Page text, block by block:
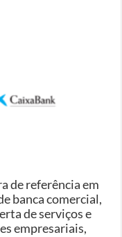
de referência em
banca comercial,
de serviços e
empresariais,